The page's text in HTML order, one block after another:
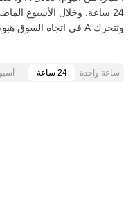
وتتحرك A في اتجاه السوق هبوط‏، انخفاض‏ ‏‎12.00‎%‎‏ خلال آخر 30 يومًا.
ساعة واحدة 24 ساعة